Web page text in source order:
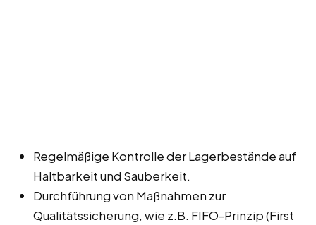
Regelmäßige Kontrolle der Lagerbestände auf
Haltbarkeit und Sauberkeit.
Durchführung von Maßnahmen zur
Qualitätssicherung, wie z.B. FIFO-Prinzip (First